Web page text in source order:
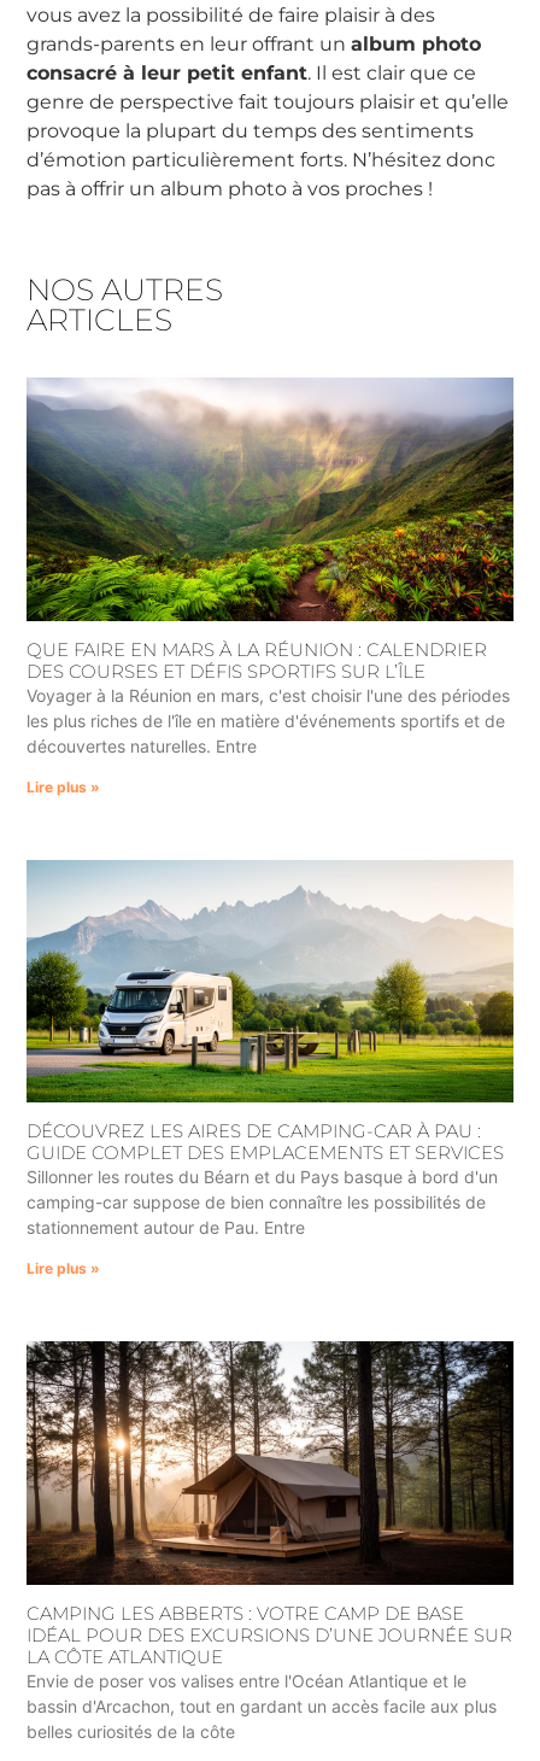
vous avez la possibilité de faire plaisir à des
grands-parents en leur offrant unalbum photo
consacré à leur petit enfant. Il est clair que ce
genre de perspective fait toujours plaisir et qu’elle
provoque la plupart du temps des sentiments
d’émotion particulièrement forts. N’hésitez donc
pas à offrir un album photo à vos proches !
NOS AUTRES
ARTICLES
QUE FAIRE EN MARS À LA RÉUNION : CALENDRIER
DES COURSES ET DÉFIS SPORTIFS SUR L’ÎLE
Voyager à la Réunion en mars, c'est choisir l'une des périodes
les plus riches de l'île en matière d'événements sportifs et de
découvertes naturelles. Entre
Lire plus »
DÉCOUVREZ LES AIRES DE CAMPING-CAR À PAU :
GUIDE COMPLET DES EMPLACEMENTS ET SERVICES
Sillonner les routes du Béarn et du Pays basque à bord d'un
camping-car suppose de bien connaître les possibilités de
stationnement autour de Pau. Entre
Lire plus »
CAMPING LES ABBERTS : VOTRE CAMP DE BASE
IDÉAL POUR DES EXCURSIONS D’UNE JOURNÉE SUR
LA CÔTE ATLANTIQUE
Envie de poser vos valises entre l'Océan Atlantique et le
bassin d'Arcachon, tout en gardant un accès facile aux plus
belles curiosités de la côte